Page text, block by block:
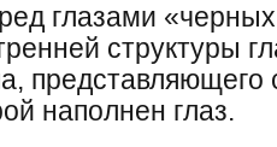
глазами
структуры
наполнен глаз.